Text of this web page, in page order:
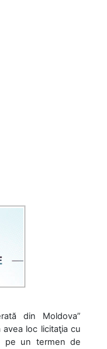
din Moldova”
loc licitaţia cu
pe un termen de